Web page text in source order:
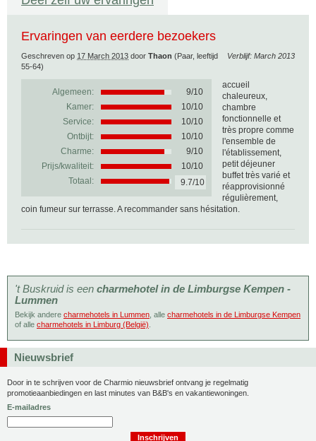
Ervaringen van eerdere bezoekers
Verblijf: March 2013
Geschreven op 17 March 2013 door Thaon (Paar, leeftijd
55-64)
Algemeen: 9/10
Kamer:
10/10
Service:
10/10
Ontbijt:
10/10
Charme:
9/10
Prijs/kwaliteit:
10/10
Totaal:
9.7/10
accueil
chaleureux,
chambre
fonctionnelle et
très propre comme
l'ensemble de
l'établissement,
petit déjeuner
buffet très varié et
réapprovisionné
régulièrement,
coin fumeur sur terrasse. A recommander sans hésitation.
't Buskruid is een charmehotel in de Limburgse Kempen -
Lummen
Bekijk andere charmehotels in Lummen , alle charmehotels in de Limburgse Kempen
of alle charmehotels in Limburg (België)
Nieuwsbrief
Door in te schrijven voor de Charmio nieuwsbrief ontvang je regelmatig
promotieaanbiedingen en last minutes van B&B's en vakantiewoningen.
E-mailadres